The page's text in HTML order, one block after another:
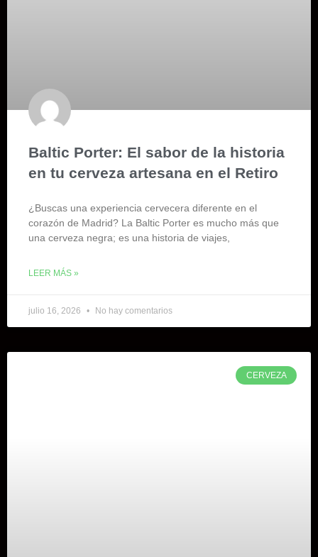
Baltic Porter: El sabor de la historia
en tu cerveza artesana en el Retiro
¿Buscas una experiencia cervecera diferente en el
corazón de Madrid? La Baltic Porter es mucho más que
una cerveza negra; es una historia de viajes,
LEER MÁS »
julio 16, 2026 No hay comentarios
CERVEZA